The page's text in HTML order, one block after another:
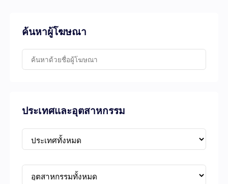
ค้นหาผู้โฆษณา
ประเทศและอุตสาหกรรม